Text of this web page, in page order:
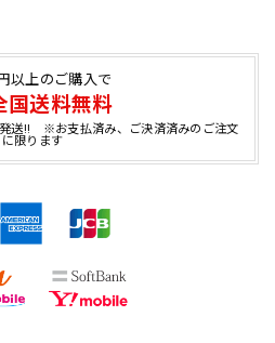
以上のご購入で
国送料無料
送!! ※お支払済み、ご決済済みのご注文
に限ります